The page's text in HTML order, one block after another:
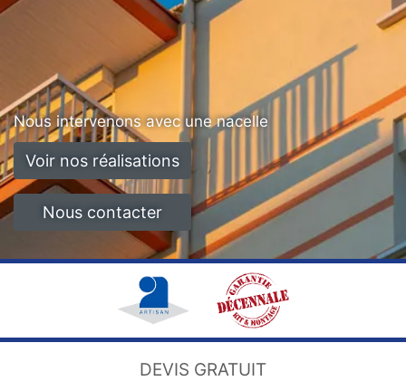
Nous intervenons avec une nacelle
Voir nos réalisations
Nous contacter
DEVIS GRATUIT